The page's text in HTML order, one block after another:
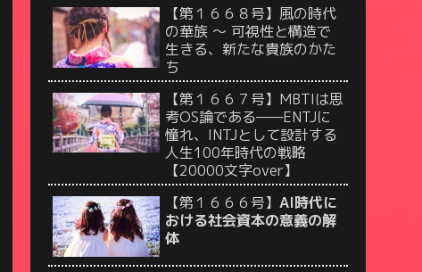
【第１６６８号】風の時代
の華族 〜 可視性と構造で
生きる、新たな貴族のかた
ち
【第１６６７号】MBTIは思
考OS論である——ENTJに
憧れ、INTJとして設計する
人生100年時代の戦略
【20000文字over】
【第１６６６号】 AI時代に
おける社会資本の意義の解
体